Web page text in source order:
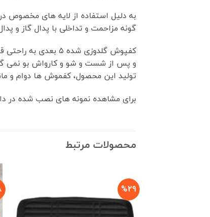
گونه مزاحمت و تداخلی با پدال گاز و
کفپوش گلدوزی
و پس از شست و شو و کارواش بو نمی
تولید این محصول، کفموش ها دوام و
برای مشاهده نمونه های نصب شده در
محصولات مرتبط
%29